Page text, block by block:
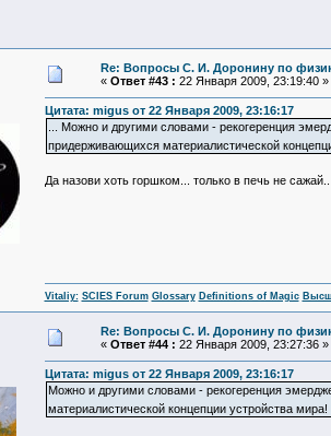
Re: Вопросы С. И. Доронину по
« Ответ #43 : 22 Января 2009, 23:19:40 »
Цитата: migus от 22 Января 2009, 23:16:17
... Можно и другими словами - рекогеренция
придерживающихся материалистической
Да назови хоть горшком... только в печь не
Vitaliy: SCIES Forum Glossary Definitions of Magic
Re: Вопросы С. И. Доронину по
« Ответ #44 : 22 Января 2009, 23:27:36 »
Цитата: migus от 22 Января 2009, 23:16:17
Можно и другими словами - рекогеренция
материалистической концепции устройства